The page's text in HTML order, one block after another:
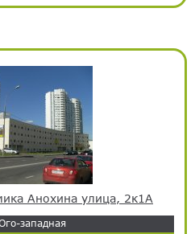
Анохина улица, 2к1А
западная